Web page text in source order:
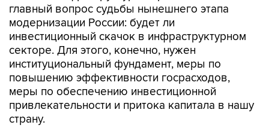
главный вопрос судьбы нынешнего этапа
модернизации России: будет ли
инвестиционный скачок в инфраструктурном
секторе. Для этого, конечно, нужен
институциональный фундамент, меры по
повышению эффективности госрасходов,
меры по обеспечению инвестиционной
привлекательности и притока капитала в нашу
страну.